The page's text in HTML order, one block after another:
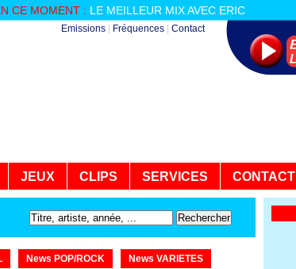
CE MOMENT : LE MEILLEUR MIX AVEC ERIC
Emissions Fréquences Contact
JEUX CLIPS SERVICES CONTACT
News POP/ROCK
News VARIETES